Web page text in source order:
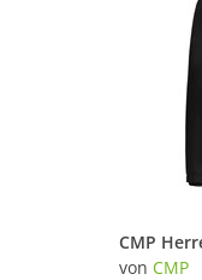
von CMP